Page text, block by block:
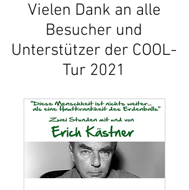
Vielen Dank an alle
Besucher und
Unterstützer der COOL-
Tur 2021